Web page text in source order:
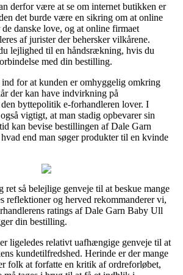
derfor være at se om internet butikken er
det burde være en sikring om at online
danske love, og at online firmaet
af jurister der behersker vilkårene.
lejlighed til en håndsrækning, hvis du
med din bestilling.
for at kunden er omhyggelig omkring
der kan have indvirkning på
byttepolitik e-forhandleren lover. I
vigtigt, at man stadig opbevarer sin
kan bevise bestillingen af Dale Garn
end man søger produkter til en kvinde
så belejlige genveje til at beskue mange
reflektioner og herved rekommanderer vi,
ratings af Dale Garn Baby Ull
din bestilling.
ligeledes relativt uafhængige genveje til at
kundetilfredshed. Herinde er der mange
folk at forfatte en kritik af ordreforløbet,